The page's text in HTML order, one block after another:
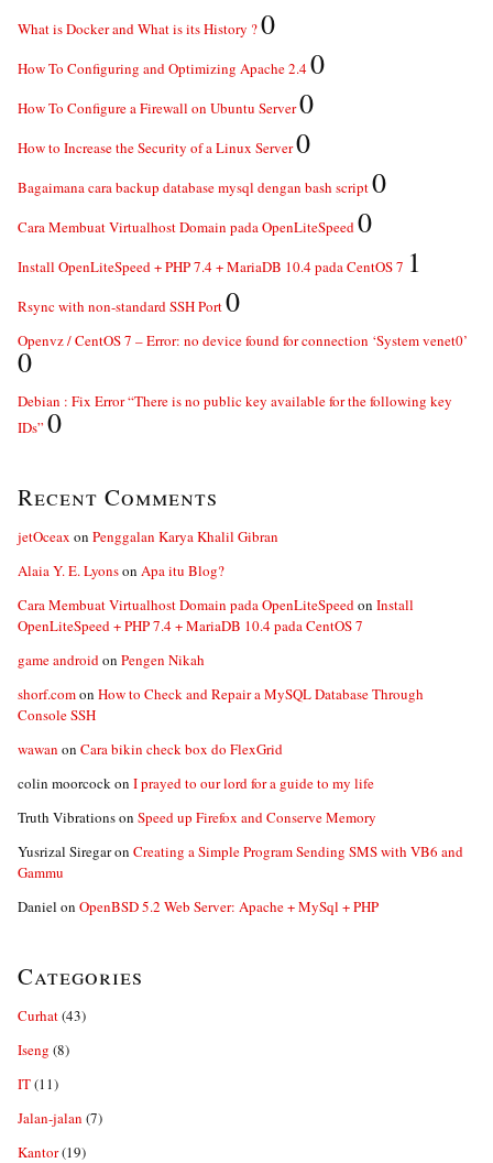
What is Docker and What is its History ?0
How To Configuring and Optimizing Apache 2.40
How To Configure a Firewall on Ubuntu Server0
How to Increase the Security of a Linux Server0
Bagaimana cara backup database mysql dengan bash script0
Cara Membuat Virtualhost Domain pada OpenLiteSpeed0
Install OpenLiteSpeed + PHP 7.4 + MariaDB 10.4 pada CentOS 7 1
Rsync with non-standard SSH Port0
Openvz / CentOS 7 – Error: no device found for connection ‘System venet0’
0
Debian : Fix Error “There is no public key available for the following key
IDs” 0
Recent Comments
jetOceax on Penggalan Karya Khalil Gibran
Alaia Y. E. Lyonson Apa itu Blog?
Cara Membuat Virtualhost Domain pada OpenLiteSpeedon Install
OpenLiteSpeed + PHP 7.4 + MariaDB 10.4 pada CentOS 7
game androidon Pengen Nikah
shorf.comon How to Check and Repair a MySQL Database Through
Console SSH
wawan on Cara bikin check box do FlexGrid
colin moorcockon I prayed to our lord for a guide to my life
Truth Vibrationson Speed up Firefox and Conserve Memory
Yusrizal Siregaron Creating a Simple Program Sending SMS with VB6 and
Gammu
Daniel on OpenBSD 5.2 Web Server: Apache + MySql + PHP
Categories
Curhat(43)
Iseng (8)
IT(11)
Jalan-jalan (7)
Kantor(19)